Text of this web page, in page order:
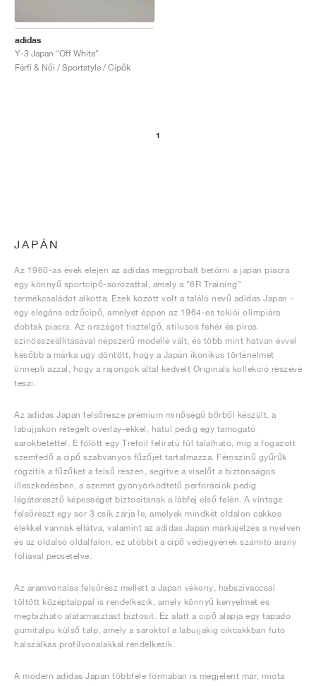
adidas
Y-3 Japan "Off White"
Férfi & Női / Sportstyle / Cipők
1
JAPÁN
Az 1960-as évek elején az adidas megpróbált betörni a japán piacra
egy könnyű sportcipő-sorozattal, amely a "6R Training"
termékcsaládot alkotta. Ezek között volt a találó nevű adidas Japan -
egy elegáns edzőcipő, amelyet éppen az 1964-es tokiói olimpiára
dobtak piacra. Az országot tisztelgő, stílusos fehér és piros
színösszeállításával népszerű modellé vált, és több mint hatvan évvel
később a márka úgy döntött, hogy a Japán ikonikus történelmét
ünnepli azzal, hogy a rajongók által kedvelt Originals kollekció részévé
teszi.
Az adidas Japan felsőrésze prémium minőségű bőrből készült, a
lábujjakon rétegelt overlay-ekkel, hátul pedig egy támogató
sarokbetéttel. E fölött egy Trefoil feliratú fül található, míg a fogazott
szemfedő a cipő szabványos fűzőjét tartalmazza. Fémszínű gyűrűk
rögzítik a fűzőket a felső részen, segítve a viselőt a biztonságos
illeszkedésben, a szemet gyönyörködtető perforációk pedig
légáteresztő képességet biztosítanak a lábfej első felén. A vintage
felsőrészt egy sor 3 csík zárja le, amelyek mindkét oldalon cakkos
élekkel vannak ellátva, valamint az adidas Japan márkajelzés a nyelven
és az oldalsó oldalfalon, ez utóbbit a cipő védjegyének számító arany
fóliával pecsételve.
Az áramvonalas felsőrész mellett a Japan vékony, habszivaccsal
töltött középtalppal is rendelkezik, amely könnyű kényelmet és
megbízható alátámasztást biztosít. Ez alatt a cipő alapja egy tapadó
gumitalpú külső talp, amely a saroktól a lábujjakig cikcakkban futó
halszálkás profilvonalakkal rendelkezik.
A modern adidas Japan többféle formában is megjelent már, mióta